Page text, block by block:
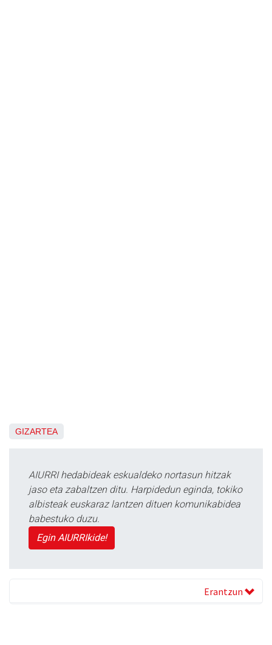
GIZARTEA
AIURRI hedabideak eskualdeko nortasun hitzak
jaso eta zabaltzen ditu. Harpidedun eginda, tokiko
albisteak euskaraz lantzen dituen komunikabidea
babestuko duzu.
Egin AIURRIkide!
Erantzun